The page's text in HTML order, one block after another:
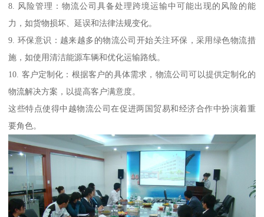
8. 风险管理：物流公司具备处理跨境运输中可能出现的风险的能
力，如货物损坏、延误和法律法规变化。
9. 环保意识：越来越多的物流公司开始关注环保，采用绿色物流措
施，如使用清洁能源车辆和优化运输路线。
10. 客户定制化：根据客户的具体需求，物流公司可以提供定制化的
物流解决方案，以提高客户满意度。
这些特点使得中越物流公司在促进两国贸易和经济合作中扮演着重
要角色。